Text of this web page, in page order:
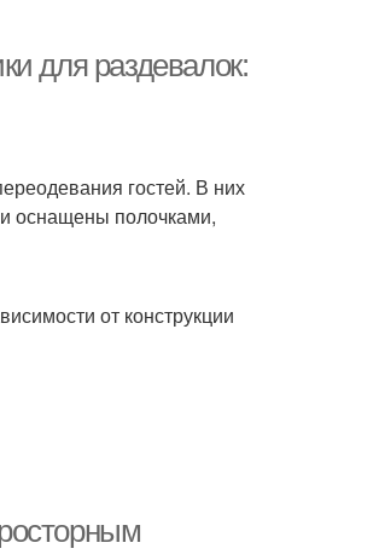
для раздевалок:
гостей. В них
оснащены полочками,
от конструкции